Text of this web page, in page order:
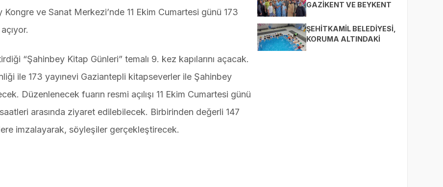
ve Sanat Merkezi’nde 11 Ekim Cumartesi günü 173
“Şahinbey Kitap Günleri” temalı 9. kez kapılarını açacak.
ile 173 yayınevi Gaziantepli kitapseverler ile Şahinbey
Düzenlenecek fuarın resmi açılışı 11 Ekim Cumartesi günü
arasında ziyaret edilebilecek. Birbirinden değerli 147
imzalayarak, söyleşiler gerçekleştirecek.
GAZİKENT VE BEYKENT
ŞEHİTKAMİL BELEDİYESİ,
KORUMA ALTINDAKİ